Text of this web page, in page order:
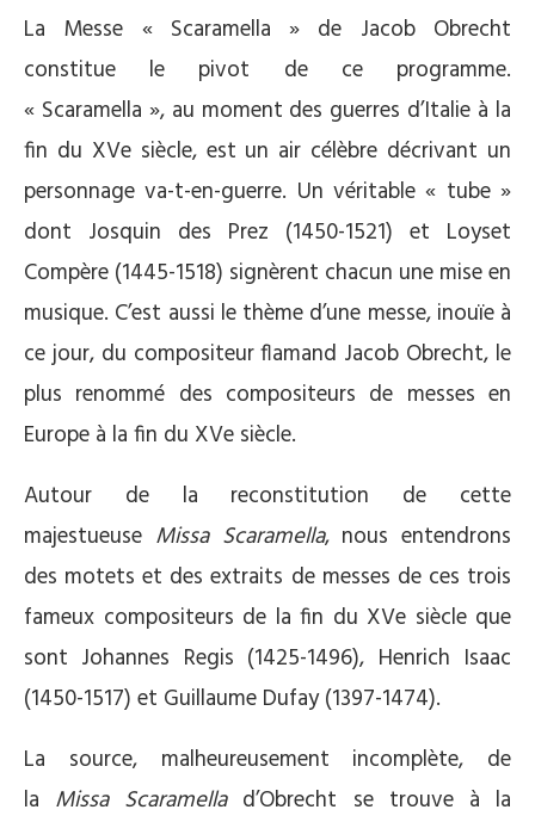
La Messe « Scaramella » de Jacob Obrecht
constitue le pivot de ce programme.
« Scaramella », au moment des guerres d’Italie à la
fin du XVe siècle, est un air célèbre décrivant un
personnage va-t-en-guerre. Un véritable « tube »
dont Josquin des Prez (1450-1521) et Loyset
Compère (1445-1518) signèrent chacun une mise en
musique. C’est aussi le thème d’une messe, inouïe à
ce jour, du compositeur flamand Jacob Obrecht, le
plus renommé des compositeurs de messes en
Europe à la fin du XVe siècle.
Autour de la reconstitution de cette
majestueuse Missa Scaramella, nous entendrons
des motets et des extraits de messes de ces trois
fameux compositeurs de la fin du XVe siècle que
sont Johannes Regis (1425-1496), Henrich Isaac
(1450-1517) et Guillaume Dufay (1397-1474).
La source, malheureusement incomplète, de
la Missa Scaramellad’Obrecht se trouve à la